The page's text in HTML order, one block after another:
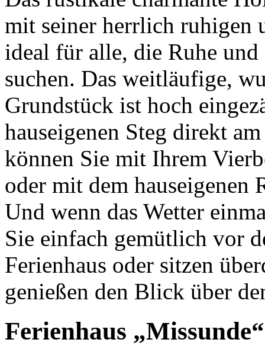
mit seiner herrlich ruhigen
ideal für alle, die Ruhe
suchen. Das weitläufige,
Grundstück ist hoch
hauseigenen Steg direkt
können Sie mit Ihrem
oder mit dem hauseigenen
Und wenn das Wetter
Sie einfach gemütlich vor
Ferienhaus oder sitzen
genießen den Blick über
Ferienhaus